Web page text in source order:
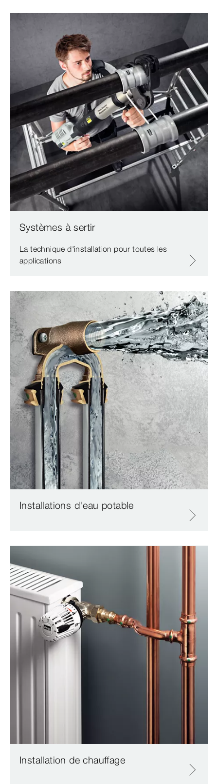
Systèmes à sertir
La technique d'installation pour toutes les
applications
Installations d'eau potable
Installation de chauffage